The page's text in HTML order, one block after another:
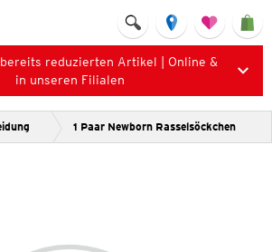
reduzierten Artikel | Online &
in unseren Filialen
1 Paar Newborn Rasselsöckchen